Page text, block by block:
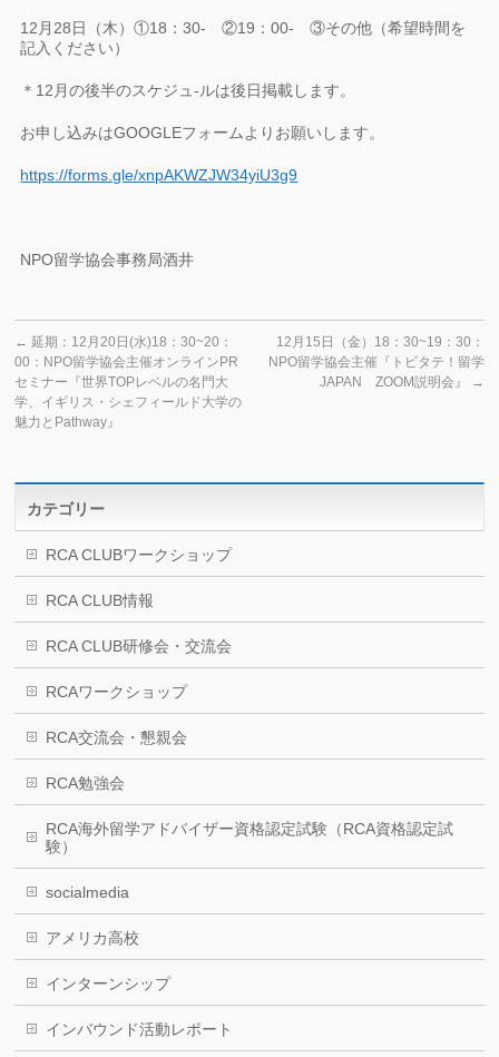
12月28日（木）①18：30- ②19：00- ③その他（希望時間を
記入ください）
＊12月の後半のスケジュ‐ルは後日掲載します。
お申し込みはGOOGLEフォームよりお願いします。
https://forms.gle/xnpAKWZJW34yiU3g9
NPO留学協会事務局酒井
← 延期：12月20日(水)18：30~20：
00：NPO留学協会主催オンラインPR
セミナー『世界TOPレベルの名門大
学、イギリス・シェフィールド大学の
魅力とPathway』
12月15日（金）18：30~19：30：
NPO留学協会主催『トビタテ！留学
JAPAN ZOOM説明会』
→
カテゴリー
RCA CLUBワークショップ
RCA CLUB情報
RCA CLUB研修会・交流会
RCAワークショップ
RCA交流会・懇親会
RCA勉強会
RCA海外留学アドバイザー資格認定試験（RCA資格認定試
験）
socialmedia
アメリカ高校
インターンシップ
インバウンド活動レポート